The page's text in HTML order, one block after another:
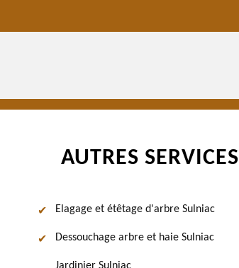
AUTRES SERVICES
Elagage et étêtage d'arbre Sulniac
Dessouchage arbre et haie Sulniac